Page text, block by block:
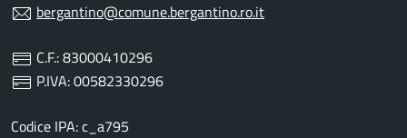
bergantino@comune.bergantino.ro.it
C.F.: 83000410296
P.IVA: 00582330296
Codice IPA: c_a795